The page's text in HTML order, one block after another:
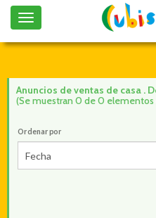
Toggle
navigation
Anuncios de ventas de casa
(Se muestran 0 de 0 elementos
Ordenar por
Fecha